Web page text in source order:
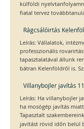
külföldi
fiatal tervez
Rágcsálóirtás
Leírás: Vállalatok,
professzionális
tapasztalatával állunk
bátran Kelenföldről is.
Villanybojler javítás
Leírás: Ha villanybojler
ha mosógép javítás
Tapasztalt
javítást rövid időn belül